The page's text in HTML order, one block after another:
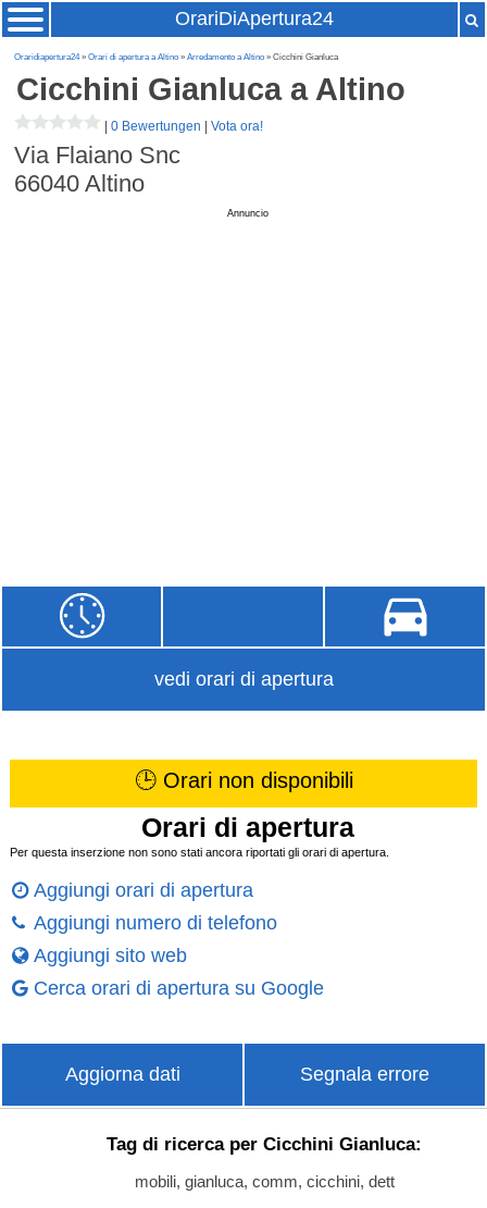
OrariDiApertura24
Oraridiapertura24»Orari di apertura a Altino »Arredamento a Altino » Cicchini Gianluca
Cicchini Gianlucaa Altino
|0 Bewertungen |Vota ora!
Via Flaiano Snc
66040 Altino
Annuncio
vedi orari di apertura
🕒 Orari non disponibili
Orari di apertura
Per questa inserzione non sono stati ancora riportati gli orari di apertura.
Aggiungi orari di apertura
Aggiungi numero di telefono
Aggiungi sito web
Cerca orari di apertura su Google
Aggiorna dati Segnala errore
Tag di ricerca per Cicchini Gianluca:
mobili, gianluca, comm, cicchini, dett